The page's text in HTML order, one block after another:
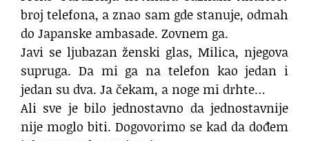
broj telefona, a znao sam gde stanuje, odmah
do Japanske ambasade. Zovnem ga.
Javi se ljubazan ženski glas, Milica, njegova
supruga. Da mi ga na telefon kao jedan i
jedan su dva. Ja čekam, a noge mi drhte…
Ali sve je bilo jednostavno da jednostavnije
nije moglo biti. Dogovorimo se kad da dođem